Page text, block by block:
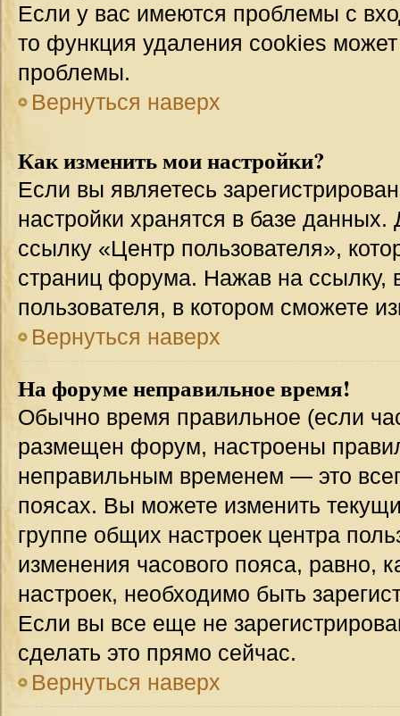
Если у вас имеются проблемы с
то функция удаления cookies
проблемы.
Вернуться наверх
Как изменить мои настройки?
Если вы являетесь
настройки хранятся в базе
ссылку «Центр пользователя»,
страниц форума. Нажав на ссылку,
пользователя, в котором сможете
Вернуться наверх
На форуме неправильное время!
Обычно время правильное (если
размещен форум, настроены
неправильным временем — это
поясах. Вы можете изменить
группе общих настроек центра
изменения часового пояса, равно,
настроек, необходимо быть
Если вы все еще не
сделать это прямо сейчас.
Вернуться наверх